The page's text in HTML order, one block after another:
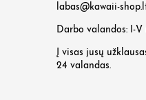
labas@kawaii-
Darbo valandos: I-V
Į visas jusų
24 valandas.